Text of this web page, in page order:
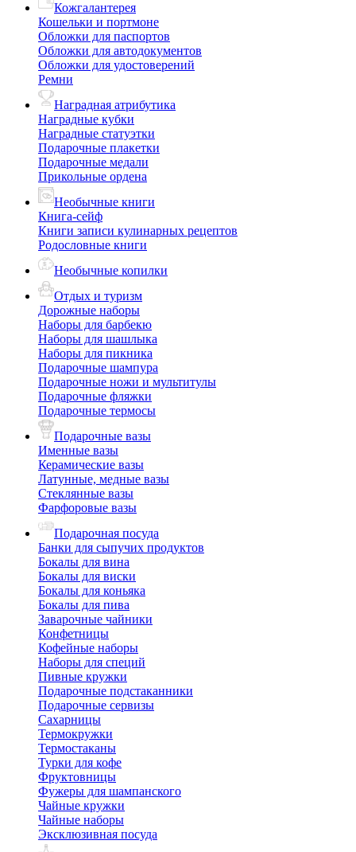
Кожгалантерея
Кошельки и портмоне
Обложки для паспортов
Обложки для автодокументов
Обложки для удостоверений
Ремни
Наградная атрибутика
Наградные кубки
Наградные статуэтки
Подарочные плакетки
Подарочные медали
Прикольные ордена
Необычные книги
Книга-сейф
Книги записи кулинарных рецептов
Родословные книги
Необычные копилки
Отдых и туризм
Дорожные наборы
Наборы для барбекю
Наборы для шашлыка
Наборы для пикника
Подарочные шампура
Подарочные ножи и мультитулы
Подарочные фляжки
Подарочные термосы
Подарочные вазы
Именные вазы
Керамические вазы
Латунные, медные вазы
Стеклянные вазы
Фарфоровые вазы
Подарочная посуда
Банки для сыпучих продуктов
Бокалы для вина
Бокалы для виски
Бокалы для коньяка
Бокалы для пива
Заварочные чайники
Конфетницы
Кофейные наборы
Наборы для специй
Пивные кружки
Подарочные подстаканники
Подарочные сервизы
Сахарницы
Термокружки
Термостаканы
Турки для кофе
Фруктовницы
Фужеры для шампанского
Чайные кружки
Чайные наборы
Эксклюзивная посуда